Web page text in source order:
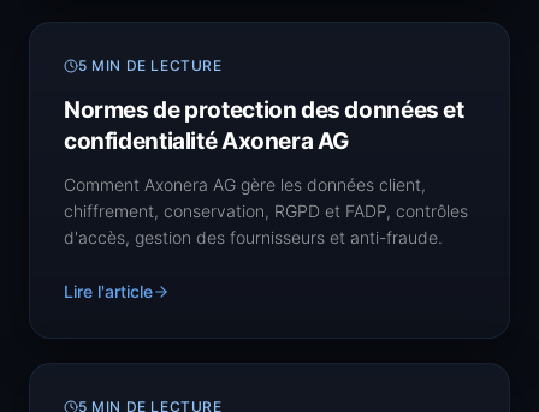
5 MIN DE LECTURE
Normes de protection des données et
confidentialité Axonera AG
Comment Axonera AG gère les données client,
chiffrement, conservation, RGPD et FADP, contrôles
d'accès, gestion des fournisseurs et anti-fraude.
Lire l'article
5 MIN DE LECTURE